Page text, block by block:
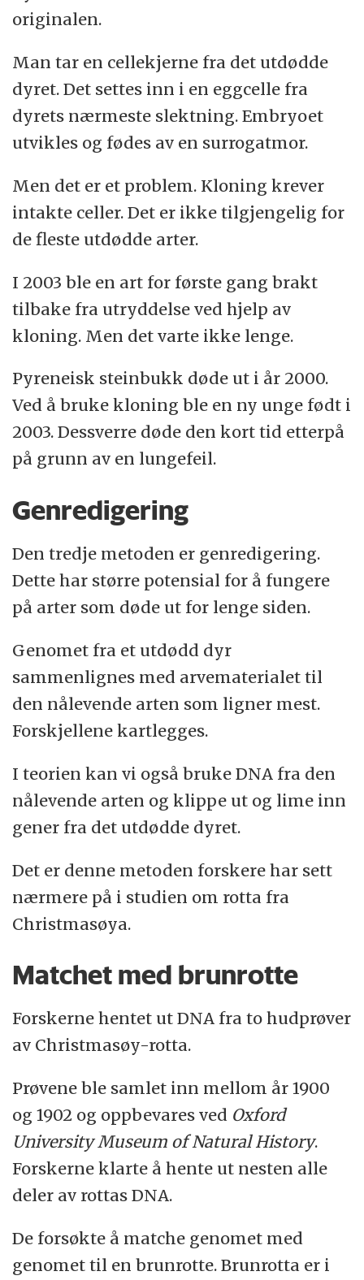
originalen.
Man tar en cellekjerne fra det utdødde
dyret. Det settes inn i en eggcelle fra
dyrets nærmeste slektning. Embryoet
utvikles og fødes av en surrogatmor.
Men det er et problem. Kloning krever
intakte celler. Det er ikke tilgjengelig for
de fleste utdødde arter.
I 2003 ble en art for første gang brakt
tilbake fra utryddelse ved hjelp av
kloning. Men det varte ikke lenge.
Pyreneisk steinbukk døde ut i år 2000.
Ved å bruke kloning ble en ny unge født i
2003. Dessverre døde den kort tid etterpå
på grunn av en lungefeil.
Genredigering
Den tredje metoden er genredigering.
Dette har større potensial for å fungere
på arter som døde ut for lenge siden.
Genomet fra et utdødd dyr
sammenlignes med arvematerialet til
den nålevende arten som ligner mest.
Forskjellene kartlegges.
I teorien kan vi også bruke DNA fra den
nålevende arten og klippe ut og lime inn
gener fra det utdødde dyret.
Det er denne metoden forskere har sett
nærmere på i studien om rotta fra
Christmasøya.
Matchet med brunrotte
Forskerne hentet ut DNA fra to hudprøver
av Christmasøy-rotta.
Prøvene ble samlet inn mellom år 1900
og 1902 og oppbevares ved Oxford
University Museum of Natural History.
Forskerne klarte å hente ut nesten alle
deler av rottas DNA.
De forsøkte å matche genomet med
genomet til en brunrotte. Brunrotta er i